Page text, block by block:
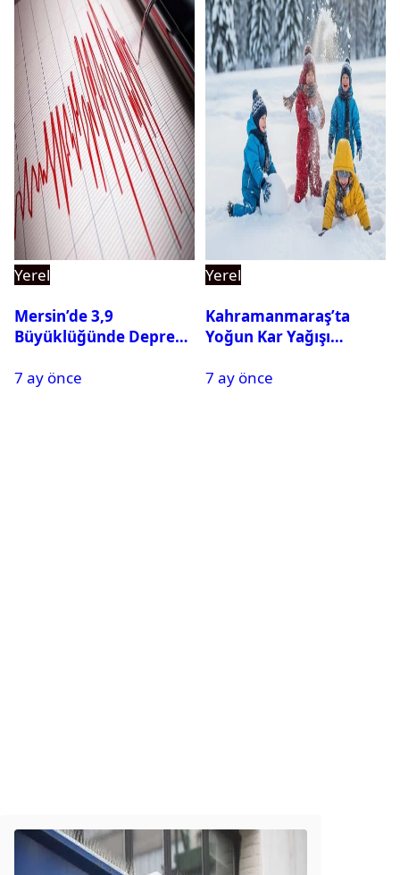
Yerel
Mersin’de 3,9
Büyüklüğünde Deprem
7 ay önce
Yerel
Kahramanmaraş’ta
Yoğun Kar Yağışı
Tatil
7 ay önce